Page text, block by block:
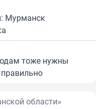
Мурманск
тоже нужны
области»